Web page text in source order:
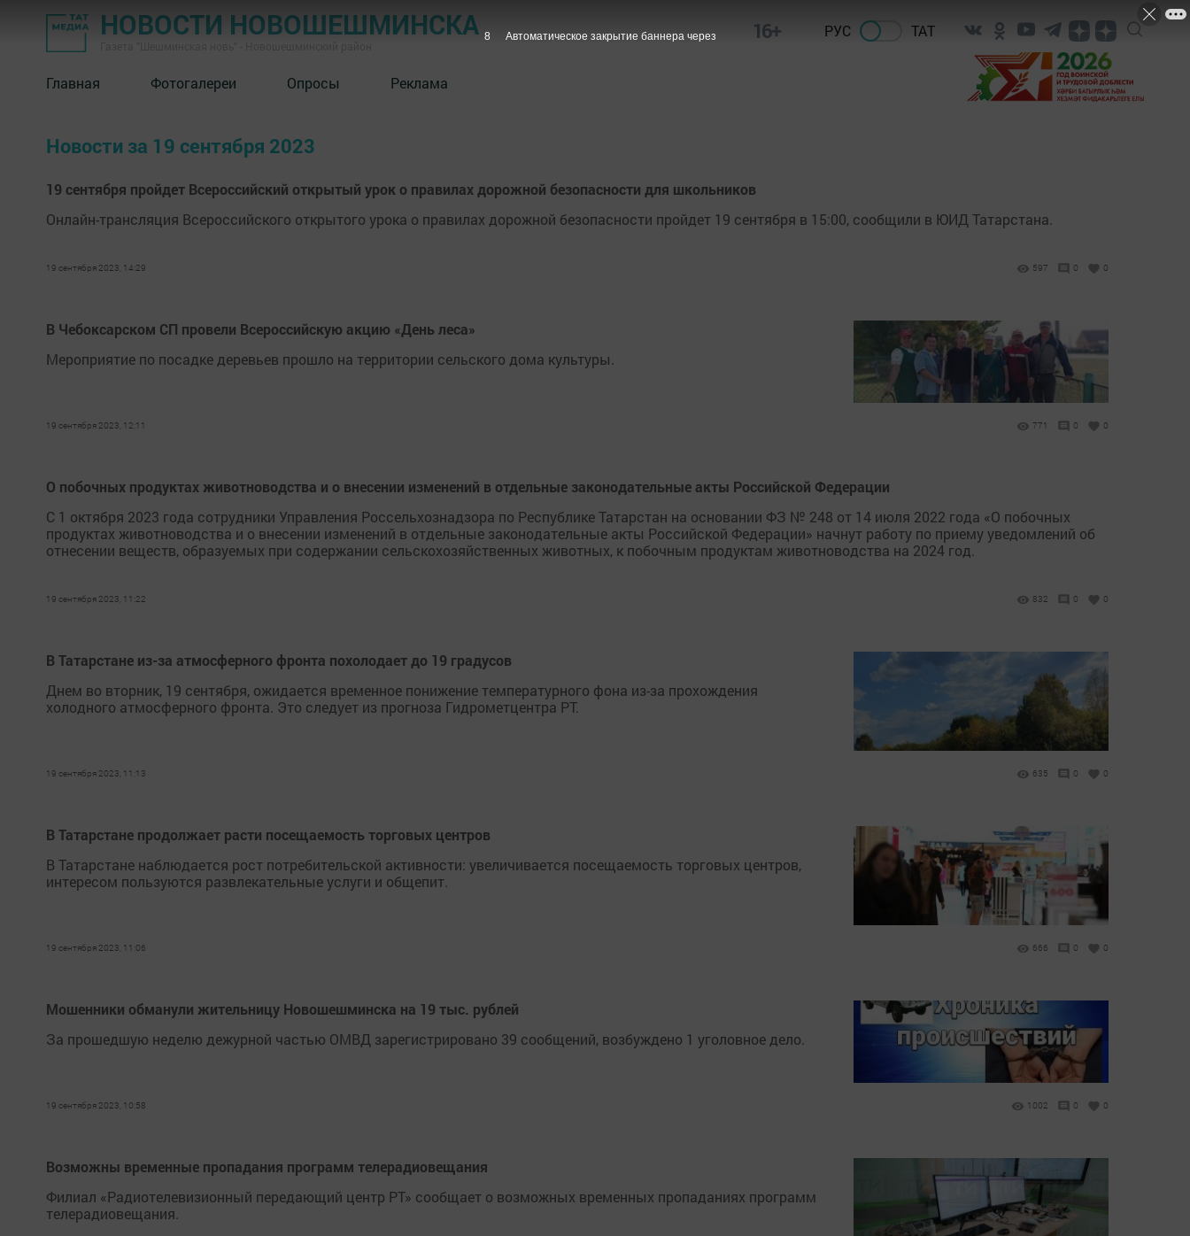
НОВОСТИ НОВОШЕШМИНСКА 16+ РУС ТАТ
Главная Фотогалереи Опросы Реклама
Новости за 19 сентября 2023
19 сентября пройдет Всероссийский открытый урок о правилах дорожной безопасности для школьников
Онлайн-трансляция Всероссийского открытого урока о правилах дорожной безопасности пройдет 19 сентября в 15:00, сообщили в ЮИД Татарстана.
19 сентября 2023, 14:29 597 0 0
В Чебоксарском СП провели Всероссийскую акцию «День леса»
Мероприятие по посадке деревьев прошло на территории сельского дома культуры.
19 сентября 2023, 12:11 771 0 0
О побочных продуктах животноводства и о внесении изменений в отдельные законодательные акты Российской Федерации
С 1 октября 2023 года сотрудники Управления Россельхознадзора по Республике Татарстан на основании ФЗ № 248 от 14 июля 2022 года «О побочных
продуктах животноводства и о внесении изменений в отдельные законодательные акты Российской Федерации» начнут работу по приему уведомлений об
отнесении веществ, образуемых при содержании сельскохозяйственных животных, к побочным продуктам животноводства на 2024 год.
19 сентября 2023, 11:22 832 0 0
В Татарстане из-за атмосферного фронта похолодает до 19 градусов
Днем во вторник, 19 сентября, ожидается временное понижение температурного фона из-за прохождения
холодного атмосферного фронта. Это следует из прогноза Гидрометцентра РТ.
19 сентября 2023, 11:13 635 0 0
В Татарстане продолжает расти посещаемость торговых центров
В Татарстане наблюдается рост потребительской активности: увеличивается посещаемость торговых центров,
интересом пользуются развлекательные услуги и общепит.
19 сентября 2023, 11:06 666 0 0
Мошенники обманули жительницу Новошешминска на 19 тыс. рублей
За прошедшую неделю дежурной частью ОМВД зарегистрировано 39 сообщений, возбуждено 1 уголовное дело.
19 сентября 2023, 10:58 1002 0 0
Возможны временные пропадания программ телерадиовещания
Филиал «Радиотелевизионный передающий центр РТ» сообщает о возможных временных пропаданиях программ
телерадиовещания.
7 Автоматическое закрытие баннера через